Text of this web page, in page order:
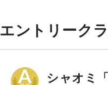
エントリーク
シャオミ